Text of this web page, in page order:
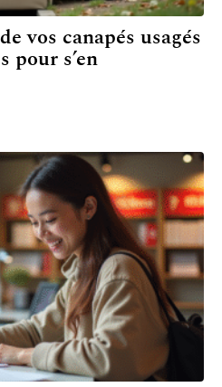
vos canapés usagés
pour s’en